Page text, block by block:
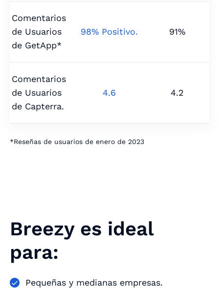
Comentarios
de Usuarios
de GetApp*
98% Positivo. 91%
Comentarios
de Usuarios
de Capterra.
4.6 4.2
*Reseñas de usuarios de enero de 2023
Breezy es ideal
para:
Pequeñas y medianas empresas.